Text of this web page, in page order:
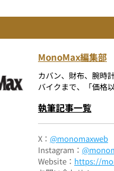
MonoMax編集部
カバン、財布、腕時
バイクまで、「価格
執筆記事一覧
X： @monomaxweb
Instagram：
Website： https://